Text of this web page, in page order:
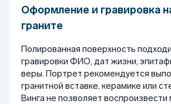
Оформление и гравировка
граните
Полированная поверхность
гравировки ФИО, дат жизни,
веры. Портрет рекомендуется
гранитной вставке, керамике или
Винга не позволяет воспроизвести